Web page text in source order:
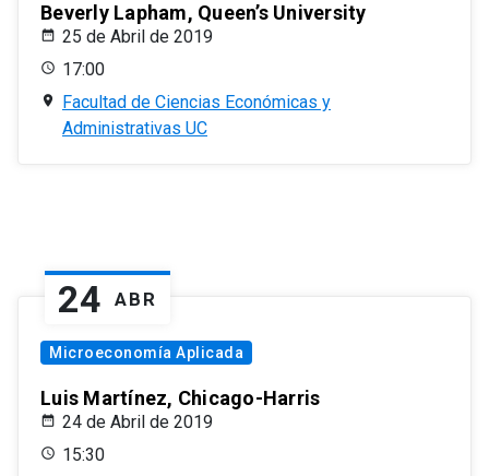
Beverly Lapham, Queen’s University
25 de Abril de 2019
17:00
Facultad de Ciencias Económicas y
Administrativas UC
24 ABR
Microeconomía Aplicada
Luis Martínez, Chicago-Harris
24 de Abril de 2019
15:30